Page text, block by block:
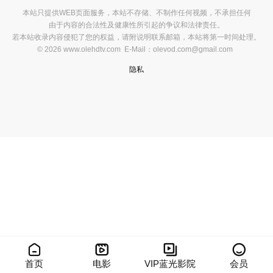
本站只提供WEB页面服务，本站不存储、不制作任何视频，不承担任何
由于内容的合法性及健康性所引起的争议和法律责任。
若本站收录内容侵犯了您的权益，请附说明联系邮箱，本站将第一时间处理。
© 2026 www.olehdtv.com E-Mail：olevod.com@gmail.com
隐私

首页

电影

VIP蓝光影院

会员